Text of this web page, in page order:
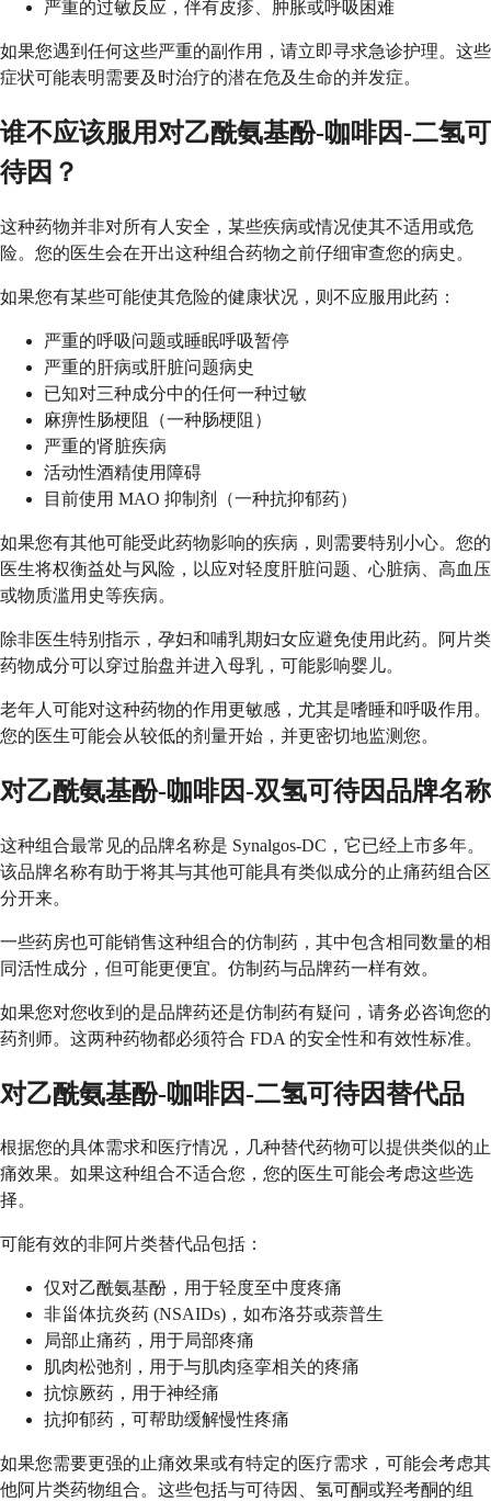
严重的过敏反应，伴有皮疹、肿胀或呼吸困难
如果您遇到任何这些严重的副作用，请立即寻求急诊护理。这些
症状可能表明需要及时治疗的潜在危及生命的并发症。
谁不应该服用对乙酰氨基酚-咖啡因-二氢可
待因？
这种药物并非对所有人安全，某些疾病或情况使其不适用或危
险。您的医生会在开出这种组合药物之前仔细审查您的病史。
如果您有某些可能使其危险的健康状况，则不应服用此药：
严重的呼吸问题或睡眠呼吸暂停
严重的肝病或肝脏问题病史
已知对三种成分中的任何一种过敏
麻痹性肠梗阻（一种肠梗阻）
严重的肾脏疾病
活动性酒精使用障碍
目前使用 MAO 抑制剂（一种抗抑郁药）
如果您有其他可能受此药物影响的疾病，则需要特别小心。您的
医生将权衡益处与风险，以应对轻度肝脏问题、心脏病、高血压
或物质滥用史等疾病。
除非医生特别指示，孕妇和哺乳期妇女应避免使用此药。阿片类
药物成分可以穿过胎盘并进入母乳，可能影响婴儿。
老年人可能对这种药物的作用更敏感，尤其是嗜睡和呼吸作用。
您的医生可能会从较低的剂量开始，并更密切地监测您。
对乙酰氨基酚-咖啡因-双氢可待因品牌名称
这种组合最常见的品牌名称是 Synalgos-DC，它已经上市多年。
该品牌名称有助于将其与其他可能具有类似成分的止痛药组合区
分开来。
一些药房也可能销售这种组合的仿制药，其中包含相同数量的相
同活性成分，但可能更便宜。仿制药与品牌药一样有效。
如果您对您收到的是品牌药还是仿制药有疑问，请务必咨询您的
药剂师。这两种药物都必须符合 FDA 的安全性和有效性标准。
对乙酰氨基酚-咖啡因-二氢可待因替代品
根据您的具体需求和医疗情况，几种替代药物可以提供类似的止
痛效果。如果这种组合不适合您，您的医生可能会考虑这些选
择。
可能有效的非阿片类替代品包括：
仅对乙酰氨基酚，用于轻度至中度疼痛
非甾体抗炎药 (NSAIDs)，如布洛芬或萘普生
局部止痛药，用于局部疼痛
肌肉松弛剂，用于与肌肉痉挛相关的疼痛
抗惊厥药，用于神经痛
抗抑郁药，可帮助缓解慢性疼痛
如果您需要更强的止痛效果或有特定的医疗需求，可能会考虑其
他阿片类药物组合。这些包括与可待因、氢可酮或羟考酮的组